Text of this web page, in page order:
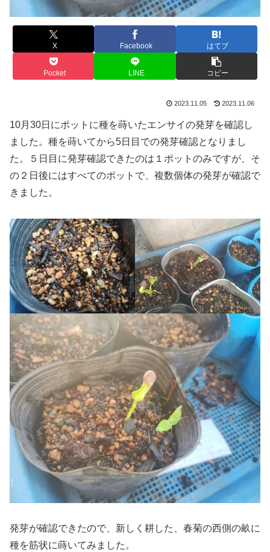
X Facebook はてブ
Pocket LINE コピー
2023.11.05 2023.11.06
10月30日にポットに種を蒔いたエンサイの発芽を確認し
ました。種を蒔いてから5日目での発芽確認となりまし
た。５日目に発芽確認できたのは１ポットのみですが、そ
の２日後にはすべてのポットで、複数個体の発芽が確認で
きました。
発芽が確認できたので、新しく耕した、春菊の西側の畝に
種を筋状に蒔いてみました。